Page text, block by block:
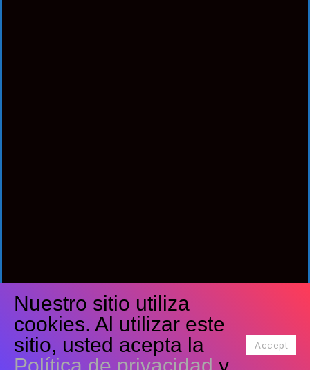
Síguenos
Facebook Youtube
Tiktok Instagram
Nuestro sitio utiliza
cookies. Al utilizar este
sitio, usted acepta la
Accept